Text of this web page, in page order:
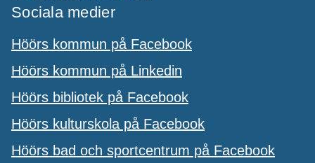
Sociala medier
Höörs kommun på Facebook
Höörs kommun på Linkedin
Höörs bibliotek på Facebook
Höörs kulturskola på Facebook
Höörs bad och sportcentrum på Facebook